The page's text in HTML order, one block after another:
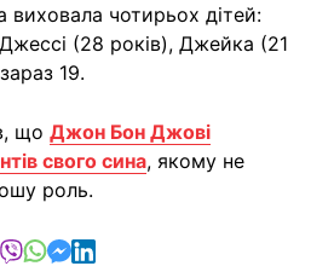
чотирьох дітей:
(28 років), Джейка (21
19.
що Джон Бон Джові
свого сина, якому не
роль.
у Telegram
у Facebook
поділитись у X
відправити у Viber
відправити у Whatsapp
відправити у Messenger
відправити у LinkedIn